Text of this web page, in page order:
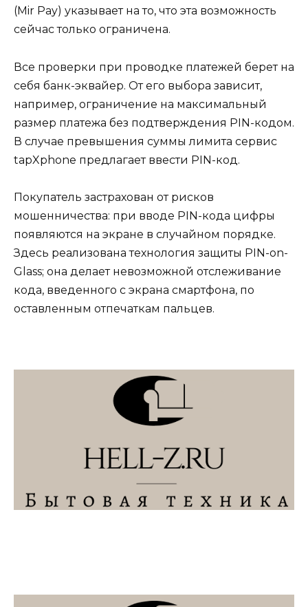
(Mir Pay) указывает на то, что эта возможность
сейчас только ограничена.
Все проверки при проводке платежей берет на
себя банк-эквайер. От его выбора зависит,
например, ограничение на максимальный
размер платежа без подтверждения PIN-кодом.
В случае превышения суммы лимита сервис
tapXphone предлагает ввести PIN-код.
Покупатель застрахован от рисков
мошенничества: при вводе PIN-кода цифры
появляются на экране в случайном порядке.
Здесь реализована технология защиты PIN-on-
Glass; она делает невозможной отслеживание
кода, введенного с экрана смартфона, по
оставленным отпечаткам пальцев.